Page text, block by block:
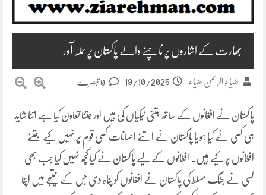
بھارت کے اشاروں پر ناچنے والے پاکستان پر حملہ آور
ضیاء الرحمن ضیاء 19/10/2025
پاکستان نے افغانوں کے ساتھ جتنی نیکیاں کی ہیں اور جتنا تعاون کیا ہے اتنا شاید
ہی کسی نے کیا ہو یا پاکستان نے اتنے احسانات کسی قوم پر نہیں کیے جتنے
افغانوں پر کیے ہیں۔ افغانوں کے لیے پاکستان نے کیا کچھ نہیں کیا جب بھی
کسی نے جنگ مسلط کی پاکستان نے افغانوں کو پناہ دی جس کے نتیجے میں اپنا